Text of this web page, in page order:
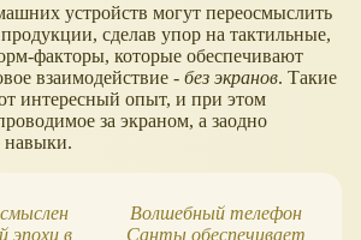
устройств могут переосмыслить
сделав упор на тактильные,
факторы, которые обеспечивают
взаимодействие - без экранов. Такие
интересный опыт, и при этом
за экраном, а заодно
навыки.
эпохи в
Волшебный телефон
Санты обеспечивает